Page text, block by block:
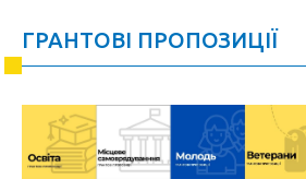
ГРАНТОВІ ПРОПОЗИЦІЇ